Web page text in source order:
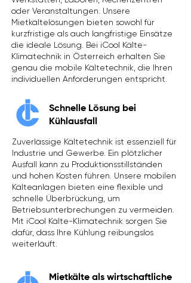
oder Veranstaltungen. Unsere
Mietkältelösungen bieten sowohl für
kurzfristige als auch langfristige Einsätze
die ideale Lösung. Bei iCool Kälte-
Klimatechnik in Österreich erhalten Sie
genau die mobile Kältetechnik, die Ihren
individuellen Anforderungen entspricht.
Schnelle Lösung bei
Kühlausfall
Zuverlässige Kältetechnik ist essenziell für
Industrie und Gewerbe. Ein plötzlicher
Ausfall kann zu Produktionsstillständen
und hohen Kosten führen. Unsere mobilen
Kälteanlagen bieten eine flexible und
schnelle Überbrückung, um
Betriebsunterbrechungen zu vermeiden.
Mit iCool Kälte-Klimatechnik sorgen Sie
dafür, dass Ihre Kühlung reibungslos
weiterläuft.
Mietkälte als wirtschaftliche